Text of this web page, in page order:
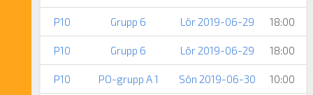
P10 Grupp 6 Lör 2019-06-29 18:00
P10 Grupp 6 Lör 2019-06-29 18:00
P10 PO-grupp A 1 Sön 2019-06-30 10:00